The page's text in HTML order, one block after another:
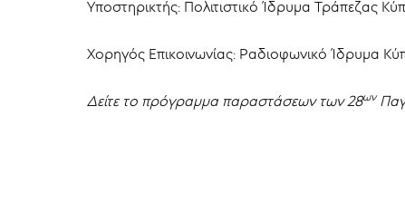
Υποστηρικτής: Πολιτιστικό Ίδρυμα Τράπεζας
Χορηγός Επικοινωνίας: Ραδιοφωνικό Ίδρυμα
Δείτε το πρόγραμμα παραστάσεων των 28ων